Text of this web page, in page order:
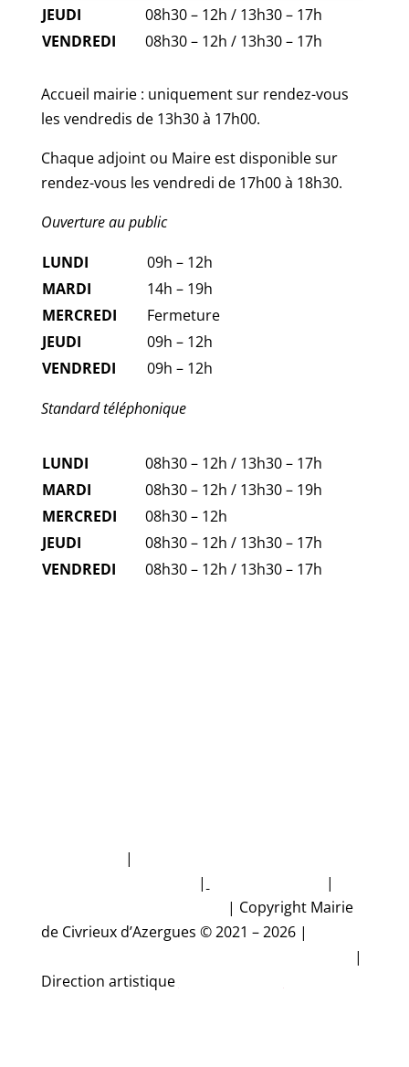
JEUDI
08h30 – 12h / 13h30 – 17h
VENDREDI
08h30 – 12h / 13h30 – 17h
Accueil mairie : uniquement sur rendez-vous
les vendredis de 13h30 à 17h00.
Chaque adjoint ou Maire est disponible sur
rendez-vous les vendredi de 17h00 à 18h30.
Ouverture au public
LUNDI
09h – 12h
MARDI
14h – 19h
MERCREDI
Fermeture
JEUDI
09h – 12h
VENDREDI
09h – 12h
Standard téléphonique
LUNDI
08h30 – 12h / 13h30 – 17h
MARDI
08h30 – 12h / 13h30 – 19h
MERCREDI
08h30 – 12h
JEUDI
08h30 – 12h / 13h30 – 17h
VENDREDI
08h30 – 12h / 13h30 – 17h
|
|
|
| Copyright Mairie
de Civrieux d’Azergues © 2021 – 2026 |
|
Direction artistique